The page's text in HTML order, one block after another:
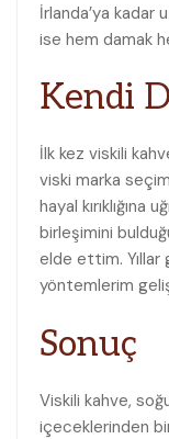
İrlanda’ya kadar
ise hem damak
Kendi
İlk kez viskili
viski‍ marka
hayal
‍birleşimini
elde ettim.
yöntemlerim
Sonuç
Viskili kahve,
⁣içeceklerinden